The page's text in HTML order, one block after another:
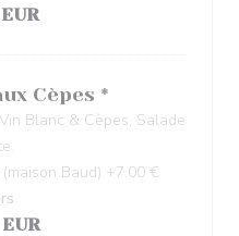
Cèpes *
Blanc & Cèpes, Salade
Baud) +7.00 €